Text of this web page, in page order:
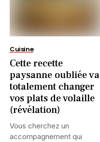
Cuisine
Cette recette
paysanne oubliée va
totalement changer
vos plats de volaille
(révélation)
Vous cherchez un
accompagnement qui